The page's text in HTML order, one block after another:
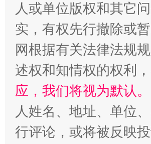
招工难、用工荒背后
人或单位版权和其它
实，有权先行撤除或
网根据有关法律法规
述权和知情权的权利，
应，我们将视为默认
人姓名、地址、单位
行评论，或将被反映